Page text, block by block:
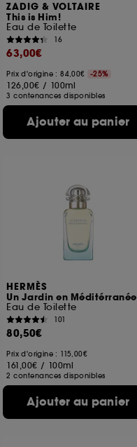
ZADIG & VOLTAIRE
This is Him!
Eau de Toilette
16
63,00€
Prix d'origine : 84,00€ -25%
126,00€ / 100ml
3 contenances disponibles
Ajouter au panier
HERMÈS
Un Jardin en Méditérranée
Eau de Toilette
101
80,50€
Prix d'origine : 115,00€
161,00€ / 100ml
2 contenances disponibles
Ajouter au panier